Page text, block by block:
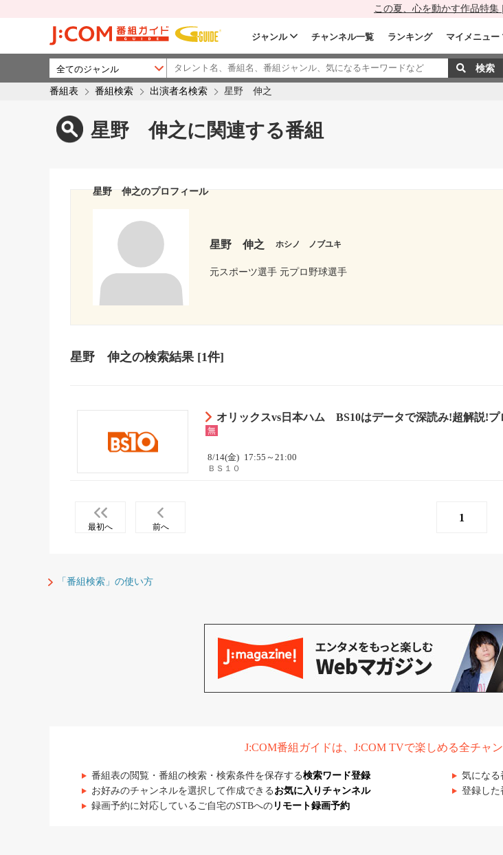
この夏、心を動かす作品特集
ジャンル チャンネル一覧 ランキング マイメニュー
番組表 番組検索 出演者名検索 星野 伸之
星野 伸之に関連する番組
星野 伸之のプロフィール
星野 伸之 ホシノ ノブユキ
元スポーツ選手 元プロ野球選手
星野 伸之の検索結果[1件]
オリックスvs日本ハム BS10はデータで深読み!超解説!プ
無
8/14(金) 17:55～21:00
ＢＳ１０
最初へ 前へ
1
「番組検索」の使い方
J:COM番組ガイドは、J:COM TVで楽しめる全チャ
番組表の閲覧・番組の検索・検索条件を保存する検索ワード登録 気になる
お好みのチャンネルを選択して作成できる お気に入りチャンネル 登録した
録画予約に対応しているご自宅のSTBへの リモート録画予約